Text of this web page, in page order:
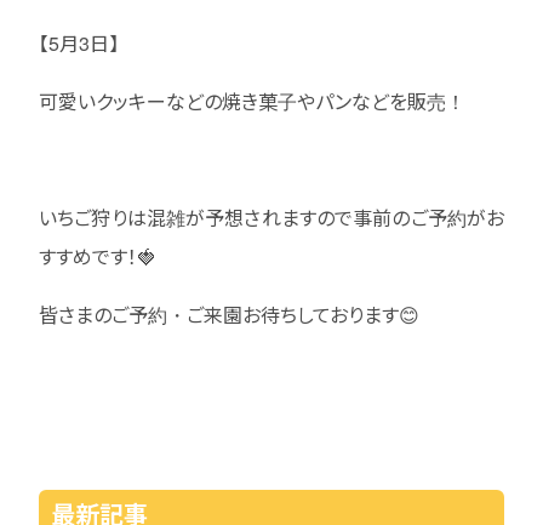
【5月3日】
可愛いクッキーなどの焼き菓子やパンなどを販売！
いちご狩りは混雑が予想されますので事前のご予約がお
すすめです！🍓
皆さまのご予約・ご来園お待ちしております😊
最新記事